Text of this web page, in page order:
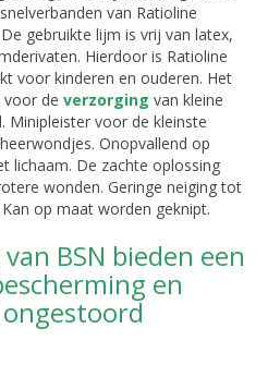
van Ratioline
gebruikte lijm is vrij van latex,
Hierdoor is Ratioline
voor kinderen en ouderen. Het
de verzorging van kleine
Minipleister voor de kleinste
Onopvallend op
lichaam. De zachte oplossing
wonden. Geringe neiging tot
op maat worden geknipt.
BSN bieden een
en